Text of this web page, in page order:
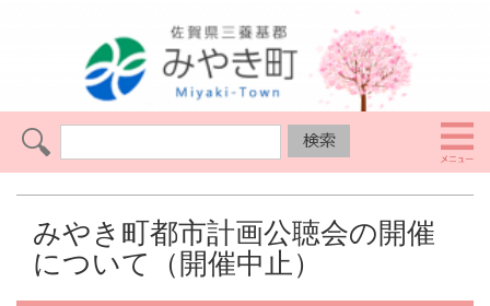
みやき町都市計画公聴会の開催
について（開催中止）